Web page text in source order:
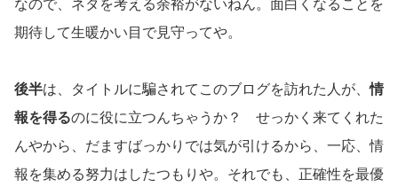
なので、ネタを考える余裕がないねん。面白くなることを
期待して生暖かい目で見守ってや。
後半は、タイトルに騙されてこのブログを訪れた人が、情
報を得るのに役に立つんちゃうか？ せっかく来てくれた
んやから、だますばっかりでは気が引けるから、一応、情
報を集める努力はしたつもりや。それでも、正確性を最優